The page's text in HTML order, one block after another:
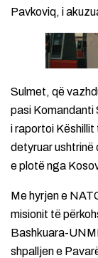
Pavkoviq, i
Sulmet, që
pasi Komandanti
i raportoi Këshillit
detyruar
e plotë nga
Me hyrjen e
misionit të
Bashkuara-
shpalljen e